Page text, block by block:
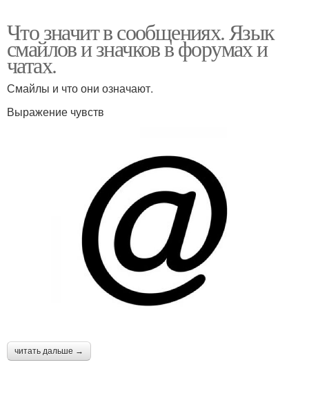
Что значит в сообщениях. Язык
смайлов и значков в форумах и
чатах.
Смайлы и что они означают.
Выражение чувств
читать дальше →